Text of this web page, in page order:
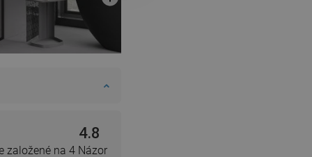
4.8
založené na 4 Názor